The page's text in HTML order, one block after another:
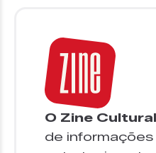
O Zine Cultural
de informações